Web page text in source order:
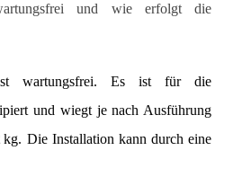
und wie erfolgt die
wartungsfrei. Es ist für die
und wiegt je nach Ausführung
kg. Die Installation kann durch eine